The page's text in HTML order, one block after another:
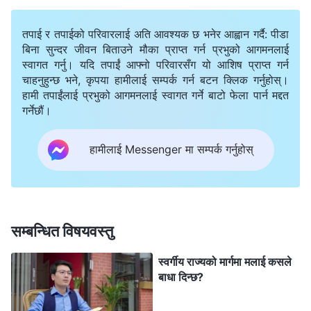
तयार थिएँ र परमेश्‍वरलाई कहिल्यै पनि धोका दिनेथिइनँ। मेरा
श्रीमानले मलाई जति दबाब दिए, मैले त्यति नै परमेश्‍वरलाई
पछ्याउनुपर्थ्यो, दह्रिलो गरी खडा भएर शैतानलाई लाजमा पार्नुपर्थ्यो।
यदि मैले निरन्तर भेलाहरूमा सहभागिता जनाइरहेँ वा आफ्‍नो कर्तव्य
पूरा गरिरहेँ भने श्रीमानले मलाई निरन्तर कुटपिट गर्नेछन्, र तिनले
अरू ब्रदर-सिस्टरहरूको रिपोर्ट गर्नेछन् भन्‍ने मण्डलीलाई चिन्ता
भयो, त्यसकारण तिनीहरूले मलाई भेलाहरूमा सहभागी नभई घरमै
त्यसपछिका तीन वर्षसम्‍म, म श्रीमान बाहिर गएको मौका छोपेर
परमेश्‍वरको वचन लुकेर पढ्थेँ, कहिलेकहीँ सङ्गति गर्न छिमेकी
सिस्टरकहाँ जान्थेँ अनि साथीसँगी र परिवारलाई सुसमाचार
सुनाउँथेँ। म त पिँजडाको चराजस्तै बन्धनमा थिएँ। म ब्रदर-
तपाई र तपाईको परिवारलाई अति आवश्यक छ भनेर आह्वान गर्दै: पीडा
बिना सुन्दर जीवन बिताउने मौका प्राप्त गर्न प्रभुको आगमनलाई
स्वागत गर्नु। यदि तपाईं आफ्नो परिवारसँग यो आशिष प्राप्त गर्न
चाहनुहुन्छ भने, कृपया हामीलाई सम्पर्क गर्न बटन क्लिक गर्नुहोस्।
हामी तपाईंलाई प्रभुको आगमनलाई स्वागत गर्ने बाटो फेला पार्न मद्दत
गर्नेछौं।
हामीलाई Messenger मा सम्पर्क गर्नुहोस्
सम्बन्धित विषयवस्तु
स्वर्गीय राज्यको मार्गमा मलाई कसले
बाधा दिन्छ?